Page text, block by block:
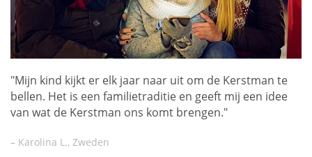
"Mijn kind kijkt er elk jaar naar uit om de Kerstman te
bellen. Het is een familietraditie en geeft mij een idee
van wat de Kerstman ons komt brengen."
– Karolina L., Zweden